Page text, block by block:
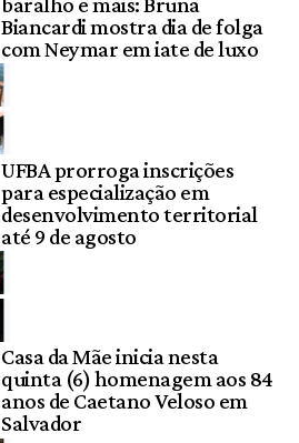
Biancardi mostra dia de folga
com Neymar em iate de luxo
UFBA prorroga inscrições
para especialização em
desenvolvimento territorial
até 9 de agosto
Casa da Mãe inicia nesta
quinta (6) homenagem aos 84
anos de Caetano Veloso em
Salvador